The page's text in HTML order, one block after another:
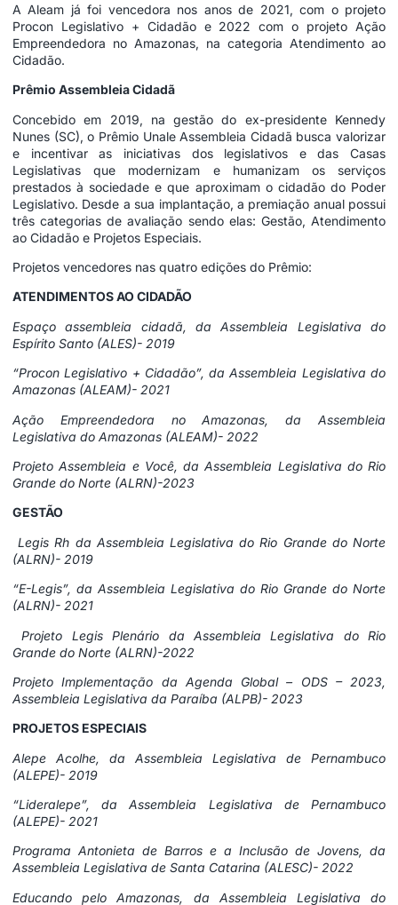
A Aleam já foi vencedora nos anos de 2021, com o projeto
Procon Legislativo + Cidadão e 2022 com o projeto Ação
Empreendedora no Amazonas, na categoria Atendimento ao
Cidadão.
Prêmio Assembleia Cidadã
Concebido em 2019, na gestão do ex-presidente Kennedy
Nunes (SC), o Prêmio Unale Assembleia Cidadã busca valorizar
e incentivar as iniciativas dos legislativos e das Casas
Legislativas que modernizam e humanizam os serviços
prestados à sociedade e que aproximam o cidadão do Poder
Legislativo. Desde a sua implantação, a premiação anual possui
três categorias de avaliação sendo elas: Gestão, Atendimento
ao Cidadão e Projetos Especiais.
Projetos vencedores nas quatro edições do Prêmio:
ATENDIMENTOS AO CIDADÃO
Espaço assembleia cidadã, da Assembleia Legislativa do
Espírito Santo (ALES)- 2019
“Procon Legislativo + Cidadão”, da Assembleia Legislativa do
Amazonas (ALEAM)- 2021
Ação Empreendedora no Amazonas, da Assembleia
Legislativa do Amazonas (ALEAM)- 2022
Projeto Assembleia e Você, da Assembleia Legislativa do Rio
Grande do Norte (ALRN)-2023
GESTÃO
Legis Rh da Assembleia Legislativa do Rio Grande do Norte
(ALRN)- 2019
“E-Legis”, da Assembleia Legislativa do Rio Grande do Norte
(ALRN)- 2021
Projeto Legis Plenário da Assembleia Legislativa do Rio
Grande do Norte (ALRN)-2022
Projeto Implementação da Agenda Global – ODS – 2023,
Assembleia Legislativa da Paraíba (ALPB)- 2023
PROJETOS ESPECIAIS
Alepe Acolhe, da Assembleia Legislativa de Pernambuco
(ALEPE)- 2019
“Lideralepe”, da Assembleia Legislativa de Pernambuco
(ALEPE)- 2021
Programa Antonieta de Barros e a Inclusão de Jovens, da
Assembleia Legislativa de Santa Catarina (ALESC)- 2022
Educando pelo Amazonas, da Assembleia Legislativa do